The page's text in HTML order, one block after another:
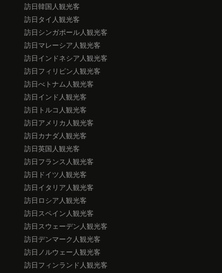
訪日韓国人観光客
訪日タイ人観光客
訪日シンガポール人観光客
訪日マレーシア人観光客
訪日インドネシア人観光客
訪日フィリピン人観光客
訪日べトナム人観光客
訪日インド人観光客
訪日トルコ人観光客
訪日アメリカ人観光客
訪日カナダ人観光客
訪日英国人観光客
訪日フランス人観光客
訪日ドイツ人観光客
訪日イタリア人観光客
訪日ロシア人観光客
訪日スペイン人観光客
訪日スウェーデン人観光客
訪日デンマーク人観光客
訪日ノルウェー人観光客
訪日フィンランド人観光客